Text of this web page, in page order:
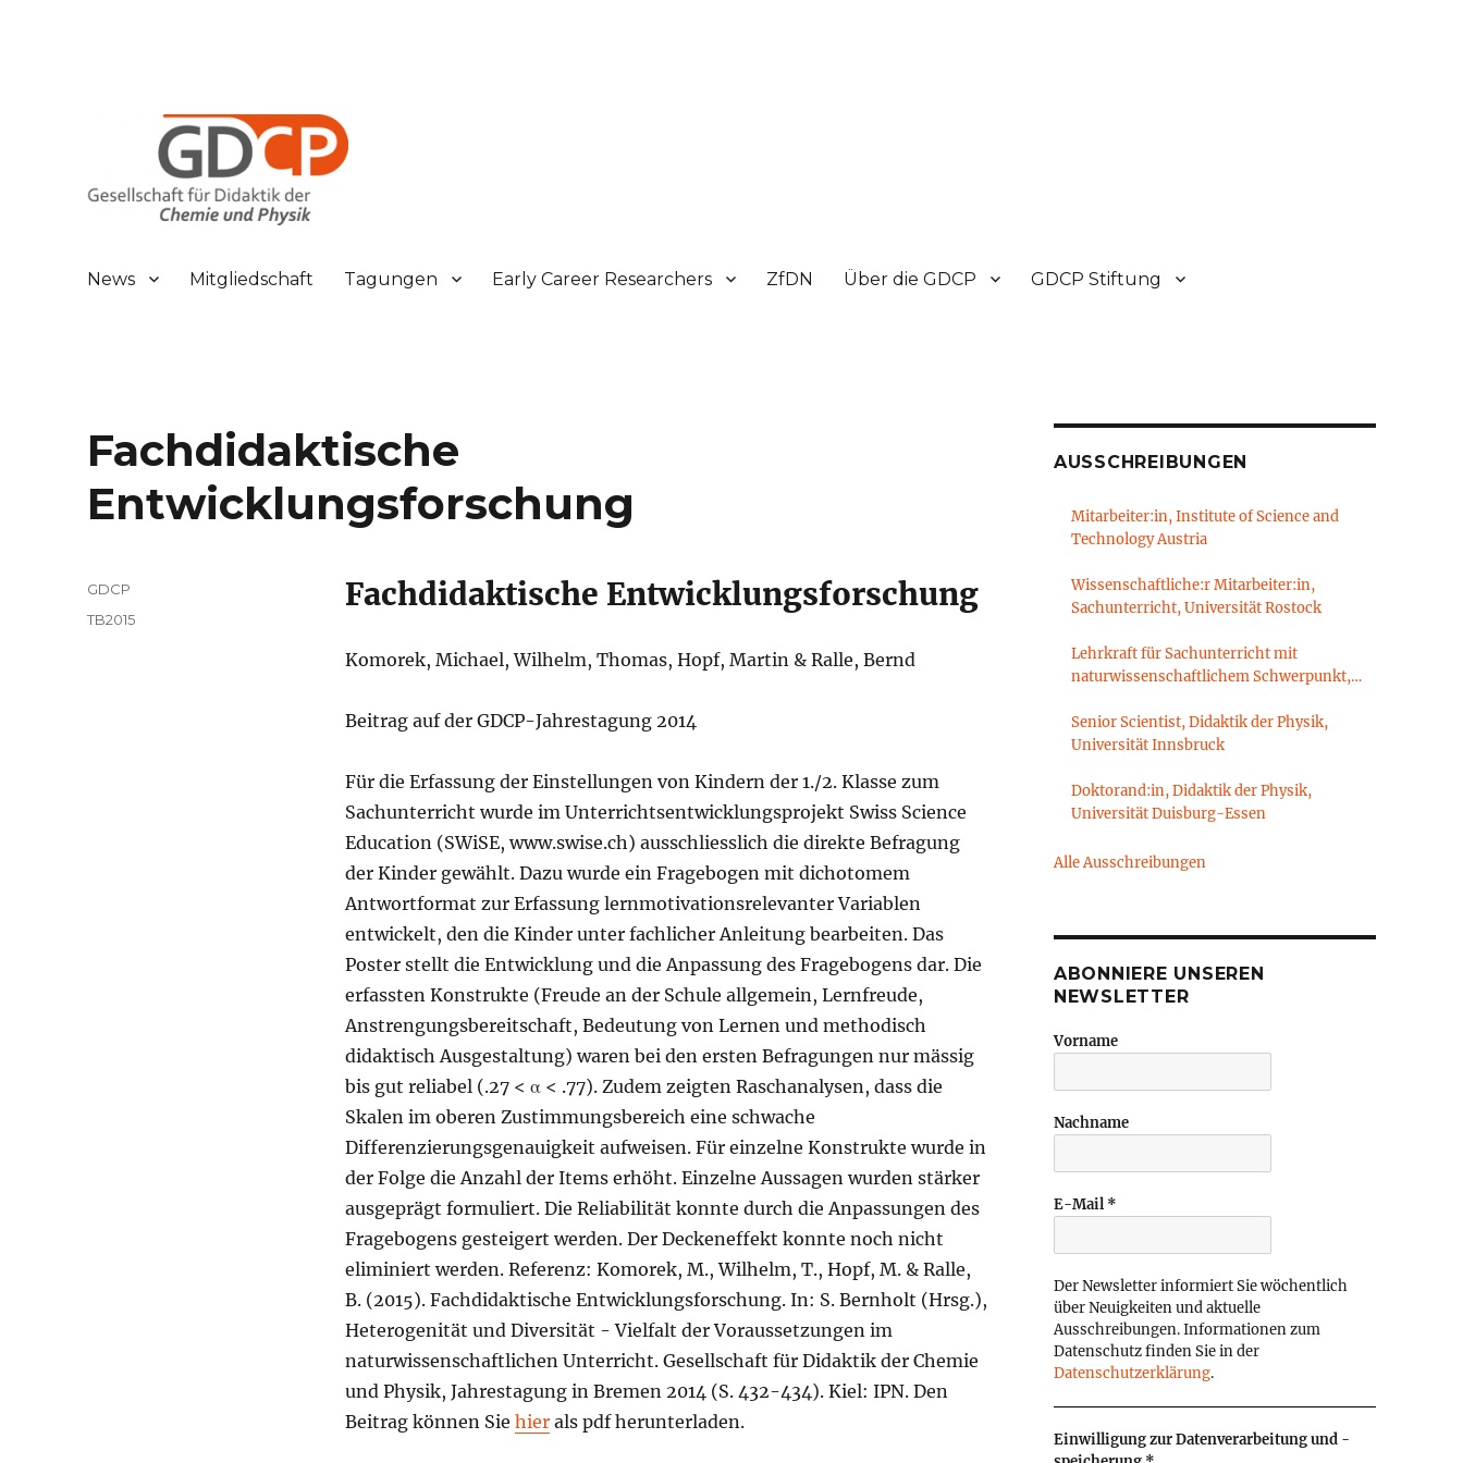
News Mitgliedschaft Tagungen Early Career Researchers ZfDN Über die GDCP GDCP Stiftung
Fachdidaktische
Entwicklungsforschung
Fachdidaktische Entwicklungsforschung
Komorek, Michael, Wilhelm, Thomas, Hopf, Martin & Ralle, Bernd
Beitrag auf der GDCP-Jahrestagung 2014
Für die Erfassung der Einstellungen von Kindern der 1./2. Klasse zum
Sachunterricht wurde im Unterrichtsentwicklungsprojekt Swiss Science
Education (SWiSE, www.swise.ch) ausschliesslich die direkte Befragung
der Kinder gewählt. Dazu wurde ein Fragebogen mit dichotomem
Antwortformat zur Erfassung lernmotivationsrelevanter Variablen
entwickelt, den die Kinder unter fachlicher Anleitung bearbeiten. Das
Poster stellt die Entwicklung und die Anpassung des Fragebogens dar. Die
erfassten Konstrukte (Freude an der Schule allgemein, Lernfreude,
Anstrengungsbereitschaft, Bedeutung von Lernen und methodisch
didaktisch Ausgestaltung) waren bei den ersten Befragungen nur mässig
bis gut reliabel (.27 < α < .77). Zudem zeigten Raschanalysen, dass die
Skalen im oberen Zustimmungsbereich eine schwache
Differenzierungsgenauigkeit aufweisen. Für einzelne Konstrukte wurde in
der Folge die Anzahl der Items erhöht. Einzelne Aussagen wurden stärker
ausgeprägt formuliert. Die Reliabilität konnte durch die Anpassungen des
Fragebogens gesteigert werden. Der Deckeneffekt konnte noch nicht
eliminiert werden. Referenz: Komorek, M., Wilhelm, T., Hopf, M. & Ralle,
B. (2015). Fachdidaktische Entwicklungsforschung. In: S. Bernholt (Hrsg.),
Heterogenität und Diversität - Vielfalt der Voraussetzungen im
naturwissenschaftlichen Unterricht. Gesellschaft für Didaktik der Chemie
und Physik, Jahrestagung in Bremen 2014 (S. 432-434). Kiel: IPN. Den
Beitrag können Sie hierals pdf herunterladen.
Autor
GDCP
Veröffentlicht
Kategorien
TB2015
AUSSCHREIBUNGEN
Mitarbeiter:in, Institute of Science and
Technology Austria
Wissenschaftliche:r Mitarbeiter:in,
Sachunterricht, Universität Rostock
Lehrkraft für Sachunterricht mit
naturwissenschaftlichem Schwerpunkt,
Brandenburgische Technische Universität
Cottbus-Senftenberg
Senior Scientist, Didaktik der Physik,
Universität Innsbruck
Doktorand:in, Didaktik der Physik,
Universität Duisburg-Essen
Alle Ausschreibungen
ABONNIERE UNSEREN
NEWSLETTER
Vorname
Nachname
E-Mail *
Der Newsletter informiert Sie wöchentlich
über Neuigkeiten und aktuelle
Ausschreibungen. Informationen zum
Datenschutz finden Sie in der
Datenschutzerklärung.
Einwilligung zur Datenverarbeitung und -